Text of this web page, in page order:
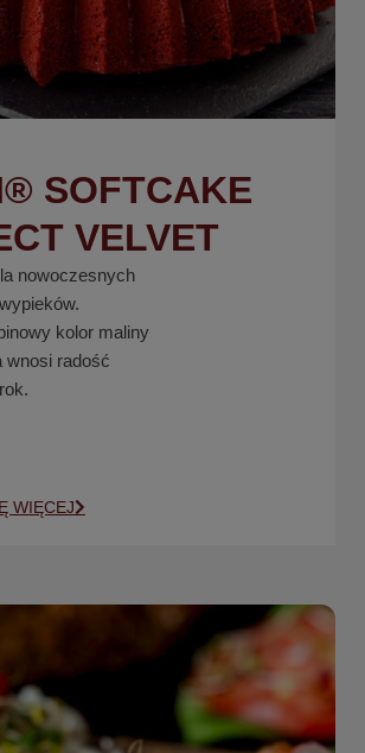
SOFTCAKE
VELVET
nowoczesnych
kolor maliny
wnosi radość
WIĘCEJ